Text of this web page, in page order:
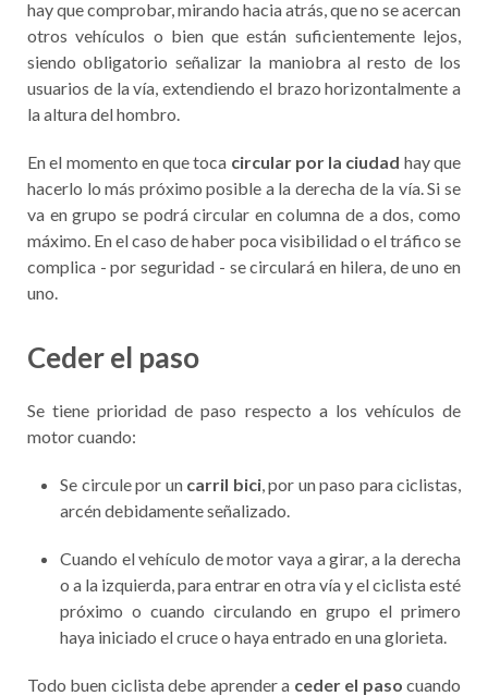
hay que comprobar, mirando hacia atrás, que no se acercan
otros vehículos o bien que están suficientemente lejos,
siendo obligatorio señalizar la maniobra al resto de los
usuarios de la vía, extendiendo el brazo horizontalmente a
la altura del hombro.
En el momento en que toca circular por la ciudad hay que
hacerlo lo más próximo posible a la derecha de la vía. Si se
va en grupo se podrá circular en columna de a dos, como
máximo. En el caso de haber poca visibilidad o el tráfico se
complica - por seguridad - se circulará en hilera, de uno en
uno.
Ceder el paso
Se tiene prioridad de paso respecto a los vehículos de
motor cuando:
Se circule por un carril bici, por un paso para ciclistas,
arcén debidamente señalizado.
Cuando el vehículo de motor vaya a girar, a la derecha
o a la izquierda, para entrar en otra vía y el ciclista esté
próximo o cuando circulando en grupo el primero
haya iniciado el cruce o haya entrado en una glorieta.
Todo buen ciclista debe aprender a ceder el paso cuando